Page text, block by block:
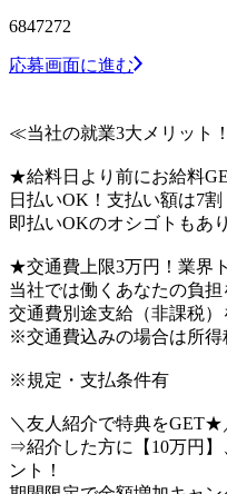
6847272
応募画面に進む
≪当社の就業3大メリット
★給料日より前にお給料
日払いOK！支払い額は7割
即払いOKのオシゴトもあ
★交通費上限3万円！業界
当社では働くあなたの負
交通費別途支給（非課税）
※交通費込みの場合は所得
※規定・支払条件有
＼友人紹介で特典をGET★
⇒紹介した方に【10万円
ント！